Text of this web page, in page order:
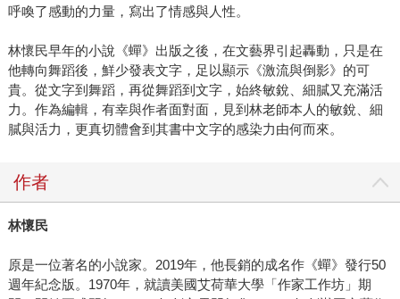
呼喚了感動的力量，寫出了情感與人性。
林懷民早年的小說《蟬》出版之後，在文藝界引起轟動，只是在
他轉向舞蹈後，鮮少發表文字，足以顯示《激流與倒影》的可
貴。從文字到舞蹈，再從舞蹈到文字，始終敏銳、細膩又充滿活
力。作為編輯，有幸與作者面對面，見到林老師本人的敏銳、細
膩與活力，更真切體會到其書中文字的感染力由何而來。
作者
林懷民
原是一位著名的小說家。2019年，他長銷的成名作《蟬》發行50
週年紀念版。1970年，就讀美國艾荷華大學「作家工作坊」期